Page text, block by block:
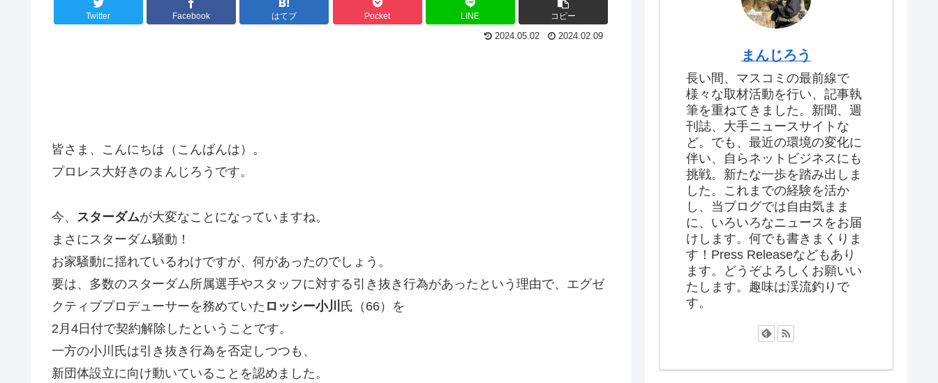
Twitter Facebook はてブ Pocket LINE コピー
2024.05.02 2024.02.09
皆さま、こんにちは（こんばんは）。
プロレス大好きのまんじろうです。
今、 スターダムが大変なことになっていますね。
まさにスターダム騒動！
お家騒動に揺れているわけですが、何があったのでしょう。
要は、多数のスターダム所属選手やスタッフに対する引き抜き行為があったという理由で、エグゼ
クティブプロデューサーを務めていた ロッシー小川 氏（66）を
2月4日付で契約解除したということです。
一方の小川氏は引き抜き行為を否定しつつも、
新団体設立に向け動いていることを認めました。
まんじろう
長い間、マスコミの最前線で
様々な取材活動を行い、記事執
筆を重ねてきました。新聞、週
刊誌、大手ニュースサイトな
ど。でも、最近の環境の変化に
伴い、自らネットビジネスにも
挑戦。新たな一歩を踏み出しま
した。これまでの経験を活か
し、当ブログでは自由気まま
に、いろいろなニュースをお届
けします。何でも書きまくりま
す！Press Releaseなどもあり
ます。どうぞよろしくお願いい
たします。趣味は渓流釣りで
す。